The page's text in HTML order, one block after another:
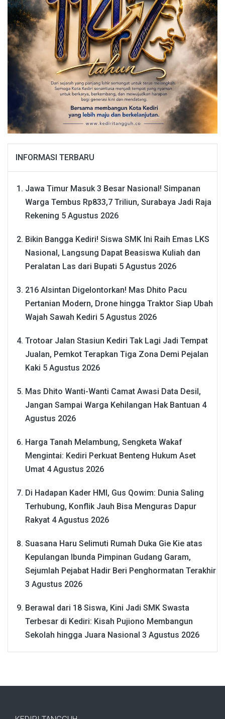
INFORMASI TERBARU
Jawa Timur Masuk 3 Besar Nasional! Simpanan
Warga Tembus Rp833,7 Triliun, Surabaya Jadi Raja
Rekening 5 Agustus 2026
Bikin Bangga Kediri! Siswa SMK Ini Raih Emas LKS
Nasional, Langsung Dapat Beasiswa Kuliah dan
Peralatan Las dari Bupati 5 Agustus 2026
216 Alsintan Digelontorkan! Mas Dhito Pacu
Pertanian Modern, Drone hingga Traktor Siap Ubah
Wajah Sawah Kediri 5 Agustus 2026
Trotoar Jalan Stasiun Kediri Tak Lagi Jadi Tempat
Jualan, Pemkot Terapkan Tiga Zona Demi Pejalan
Kaki 5 Agustus 2026
Mas Dhito Wanti-Wanti Camat Awasi Data Desil,
Jangan Sampai Warga Kehilangan Hak Bantuan 4
Agustus 2026
Harga Tanah Melambung, Sengketa Wakaf
Mengintai: Kediri Perkuat Benteng Hukum Aset
Umat 4 Agustus 2026
Di Hadapan Kader HMI, Gus Qowim: Dunia Saling
Terhubung, Konflik Jauh Bisa Menguras Dapur
Rakyat 4 Agustus 2026
Suasana Haru Selimuti Rumah Duka Gie Kie atas
Kepulangan Ibunda Pimpinan Gudang Garam,
Sejumlah Pejabat Hadir Beri Penghormatan Terakhir
3 Agustus 2026
Berawal dari 18 Siswa, Kini Jadi SMK Swasta
Terbesar di Kediri: Kisah Pujiono Membangun
Sekolah hingga Juara Nasional 3 Agustus 2026